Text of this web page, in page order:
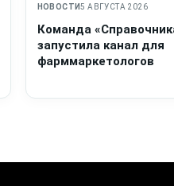
НОВОСТИ5 АВГУСТА 2026
Команда
запустила канал для
фарммаркетологов